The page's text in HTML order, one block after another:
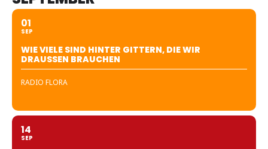
01
SEP
WIE VIELE SIND HINTER GITTERN, DIE WIR
DRAUSSEN BRAUCHEN
RADIO FLORA
14
SEP